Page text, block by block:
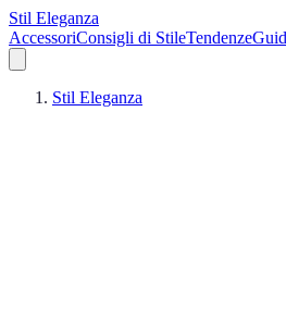
Stil Eleganza
AccessoriConsigli di StileTendenze
Stil Eleganza